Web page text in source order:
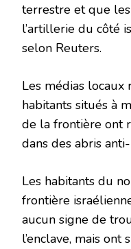
terrestre et que
l’artillerie du côté
selon Reuters.
Les médias
habitants situés à
de la frontière ont
dans des abris
Les habitants du
frontière
aucun signe de
l’enclave, mais